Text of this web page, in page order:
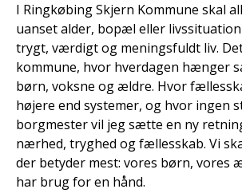
I Ringkøbing Skjern Kommune skal
uanset alder, bopæl eller
trygt, værdigt og meningsfuldt liv.
kommune, hvor hverdagen hænger
børn, voksne og ældre. Hvor
højere end systemer, og hvor ingen
borgmester vil jeg sætte en ny
nærhed, tryghed og fællesskab. Vi
der betyder mest: vores børn, vores
har brug for en hånd.